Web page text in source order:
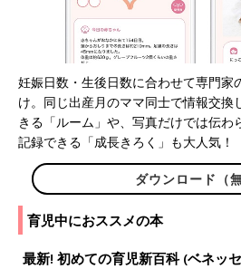
妊娠日数・生後日数に合わせて専門家
け。同じ出産月のママ同士で情報交換
きる「ルーム」や、写真だけでは伝わ
記録できる「成長きろく」も大人気！
ダウンロード（無
育児中におススメの本
最新! 初めての育児新百科 (ベネッ